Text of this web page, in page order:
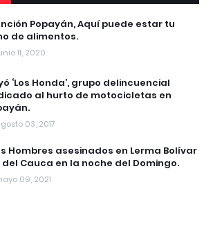
Popayán, Aquí puede estar tu
de alimentos.
11, 2020
‘Los Honda’, grupo delincuencial
al hurto de motocicletas en
03, 2017
Hombres asesinados en Lerma Bolívar
del Cauca en la noche del Domingo.
09, 2021